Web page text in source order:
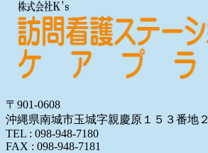
〒901-0608
沖縄県南城市玉城字親慶原１５３番地２
TEL : 098-948-7180
FAX : 098-948-7181